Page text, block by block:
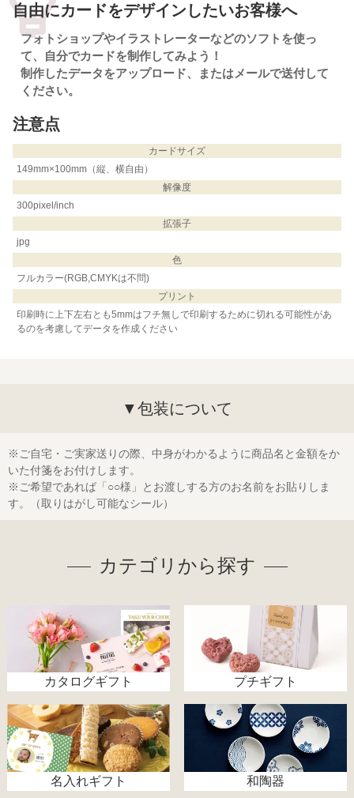
自由にカードをデザインしたいお客様へ
フォトショップやイラストレーターなどのソフトを使っ
て、自分でカードを制作してみよう！
制作したデータをアップロード、またはメールで送付して
ください。
注意点
カードサイズ
149mm×100mm（縦、横自由）
解像度
300pixel/inch
拡張子
jpg
色
フルカラー(RGB,CMYKは不問)
プリント
印刷時に上下左右とも5mmはフチ無しで印刷するために切れる可能性があ
るのを考慮してデータを作成ください
▼包装について
※ご自宅・ご実家送りの際、中身がわかるように商品名と金額をか
いた付箋をお付けします。
※ご希望であれば「○○様」とお渡しする方のお名前をお貼りしま
す。（取りはがし可能なシール）
カテゴリから探す
カタログギフト プチギフト
名入れギフト 和陶器